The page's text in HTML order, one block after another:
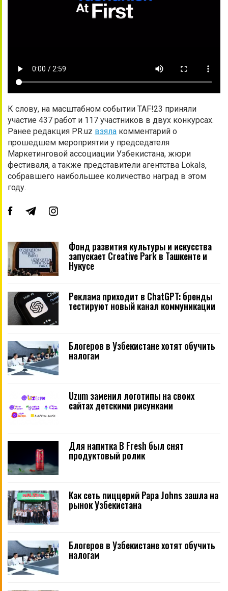
К слову, на масштабном событии TAF!23 приняли
участие 437 работ и 117 участников в двух конкурсах.
Ранее редакция PR.uz взяла комментарий о
прошедшем мероприятии у председателя
Маркетинговой ассоциации Узбекистана, жюри
фестиваля, а также представители агентства Lokals,
собравшего наибольшее количество наград в этом
году.
Фонд развития культуры и искусства
запускает Creative Park в Ташкенте и
Нукусе
Реклама приходит в ChatGPT: бренды
тестируют новый канал коммуникации
Блогеров в Узбекистане хотят обучить
налогам
Uzum заменил логотипы на своих
сайтах детскими рисунками
Для напитка B Fresh был снят
продуктовый ролик
Как сеть пиццерий Papa Johns зашла на
рынок Узбекистана
Блогеров в Узбекистане хотят обучить
налогам